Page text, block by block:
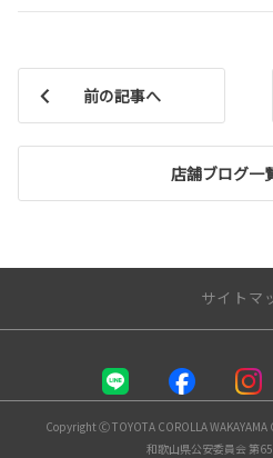
前の記事へ
店舗ブログ一
サイトマ
店舗一覧Copyright Ⓒ TOYOTA COROLLA
和歌山県公安委員会 第